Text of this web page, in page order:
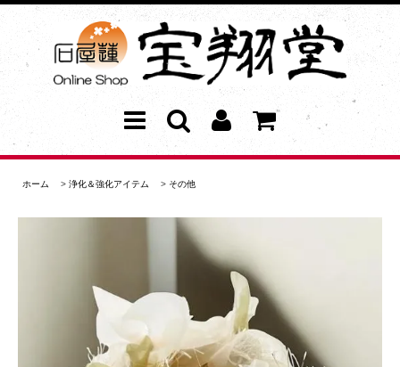
ホーム > 浄化＆強化アイテム > その他